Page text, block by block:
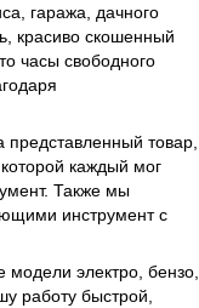
гаража, дачного
красиво скошенный
часы свободного
товар,
каждый мог
Также мы
инструмент с
электро, бензо,
работу быстрой,